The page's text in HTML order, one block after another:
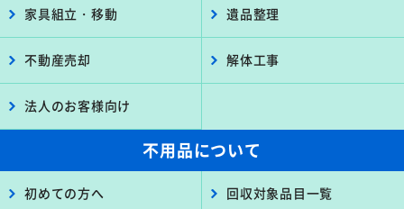
家具組立・移動 遺品整理
不動産売却 解体工事
法人のお客様向け
不用品について
初めての方へ 回収対象品目一覧